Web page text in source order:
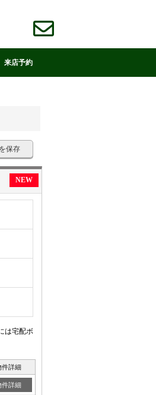
来店予約
保存
NEW
は宅配ボ
件詳細
件詳細